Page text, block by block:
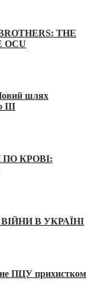
THE
OCU
шлях
III
КРОВІ:
В УКРАЇНІ
ПЦУ прихистком